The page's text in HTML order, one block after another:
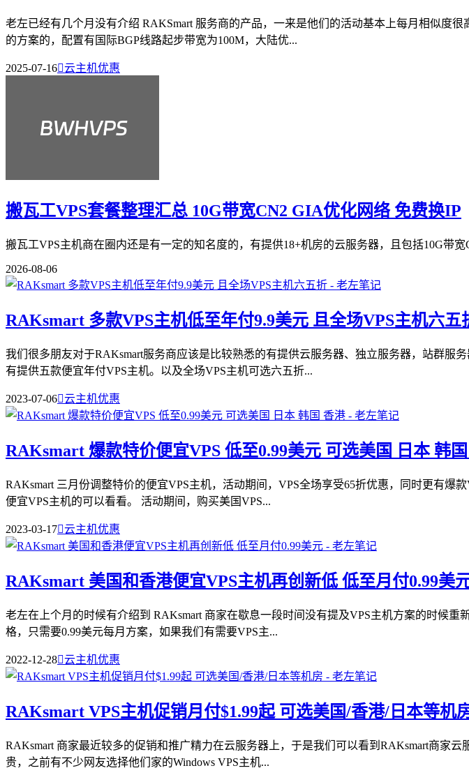
老左已经有几个月没有介绍 RAKSmart 服务商的产品，一来是他们的活动基本上每月相似度
的方案的，配置有国际BGP线路起步带宽为100M，大陆优...
2025-07-16云主机优惠
搬瓦工VPS套餐整理汇总 10G带宽CN2 GIA优化网络 免费换IP
搬瓦工VPS主机商在圈内还是有一定的知名度的，有提供18+机房的云服务器，且包括10G带
2026-08-06
RAKsmart 多款VPS主机低至年付9.9美元 且全场VPS主机六五
我们很多朋友对于RAKsmart服务商应该是比较熟悉的有提供云服务器、独立服务器，站群服
有提供五款便宜年付VPS主机。以及全场VPS主机可选六五折...
2023-07-06云主机优惠
RAKsmart 爆款特价便宜VPS 低至0.99美元 可选美国 日本 韩
RAKsmart 三月份调整特价的便宜VPS主机，活动期间，VPS全场享受65折优惠，同时更有
便宜VPS主机的可以看看。 活动期间，购买美国VPS...
2023-03-17云主机优惠
RAKsmart 美国和香港便宜VPS主机再创新低 低至月付0.99美
老左在上个月的时候有介绍到 RAKsmart 商家在歇息一段时间没有提及VPS主机方案的时候
格，只需要0.99美元每月方案，如果我们有需要VPS主...
2022-12-28云主机优惠
RAKsmart VPS主机促销月付$1.99起 可选美国/香港/日本等机
RAKsmart 商家最近较多的促销和推广精力在云服务器上，于是我们可以看到RAKsmart商家
贵，之前有不少网友选择他们家的Windows VPS主机...